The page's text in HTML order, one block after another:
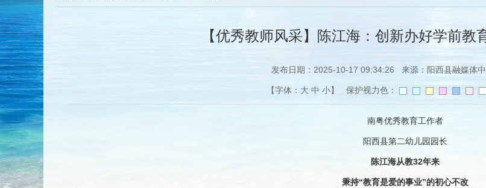
【优秀教师风采】陈江海：创新办好学前教
发布日期：2025-10-17 09:34:26 来源：阳西县融媒体
【字体： 大 中 小】 保护视力色：
南粤优秀教育工作者
阳西县第二幼儿园园长
陈江海从教32年来
秉持“教育是爱的事业”的初心不改